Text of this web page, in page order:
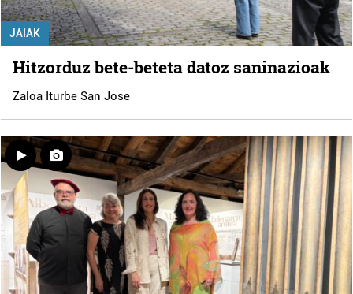
JAIAK
Hitzorduz bete-beteta datoz saninazioak
Zaloa Iturbe San Jose